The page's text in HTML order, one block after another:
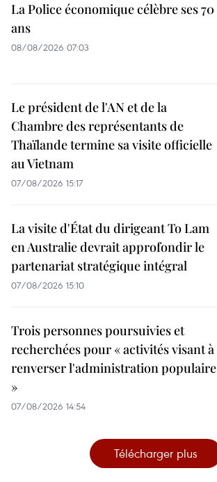
La Police économique célèbre ses 70
ans
08/08/2026 07:03
Le président de l'AN et de la
Chambre des représentants de
Thaïlande termine sa visite officielle
au Vietnam
07/08/2026 15:17
La visite d'État du dirigeant To Lam
en Australie devrait approfondir le
partenariat stratégique intégral
07/08/2026 15:10
Trois personnes poursuivies et
recherchées pour « activités visant à
renverser l'administration populaire
»
07/08/2026 14:54
Télécharger plus